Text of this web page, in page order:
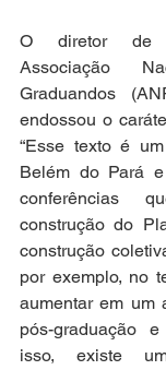
O diretor de
Associação
Graduandos
endossou o
“Esse texto é
Belém do Pará
conferências
construção do
construção
por exemplo, no
aumentar em um
pós-graduação
isso, existe